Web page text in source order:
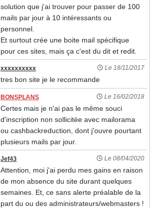
solution que j'ai trouver pour passer de 100
mails par jour à 10 intéressants ou
personnel.
Et surtout crée une boite mail spécifique
pour ces sites, mais ça c'est du dit et redit.
xxxxxxxxxx Le 18/11/2017
tres bon site je le recommande
BONSPLANS Le 16/02/2018
Certes mais je n'ai pas le même souci
d'inscription non sollicitée avec mailorama
ou cashbackreduction, dont j'ouvre pourtant
plusieurs mails par jour.
Jef43 Le 08/04/2020
Attention, moi j'ai perdu mes gains en raison
de mon absence du site durant quelques
semaines. Et, ce sans alerte préalable de la
part du ou des administrateurs/webmasters !